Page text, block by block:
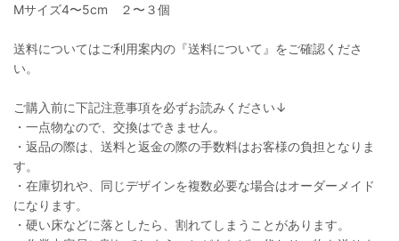
Мサイズ4〜5cm ２〜３個
送料についてはご利用案内の『送料について』をご確認くださ
い。
ご購入前に下記注意事項を必ずお読みください↓
・一点物なので、交換はできません。
・返品の際は、送料と返金の際の手数料はお客様の負担となりま
す。
・在庫切れや、同じデザインを複数必要な場合はオーダーメイド
になります。
・硬い床などに落としたら、割れてしまうことがあります。